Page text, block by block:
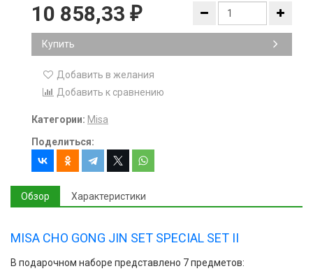
10 858,33 ₽
Купить
Добавить в желания
Добавить к сравнению
Категории: Misa
Поделиться:
Обзор Характеристики
MISA CHO GONG JIN SET SPECIAL SET II
В подарочном наборе представлено 7 предметов: